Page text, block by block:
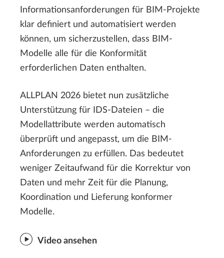
Informationsanforderungen für BIM-Projekte
klar definiert und automatisiert werden
können, um sicherzustellen, dass BIM-
Modelle alle für die Konformität
erforderlichen Daten enthalten.
ALLPLAN 2026 bietet nun zusätzliche
Unterstützung für IDS-Dateien – die
Modellattribute werden automatisch
überprüft und angepasst, um die BIM-
Anforderungen zu erfüllen. Das bedeutet
weniger Zeitaufwand für die Korrektur von
Daten und mehr Zeit für die Planung,
Koordination und Lieferung konformer
Modelle.
Video ansehen